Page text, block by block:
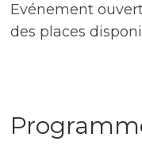
Evénement
des places